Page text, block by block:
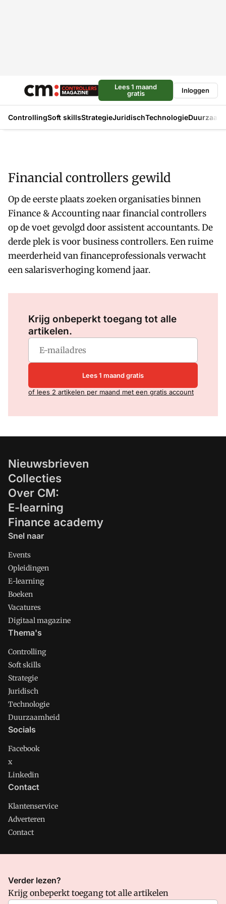
Lees 1 maand
gratis
Inloggen
ControllingSoft skillsStrategieJuridischTechnologie
Financial controllers gewild
Op de eerste plaats zoeken organisaties binnen
Finance & Accounting naar financial controllers
op de voet gevolgd door assistent accountants. De
derde plek is voor business controllers. Een ruime
meerderheid van financeprofessionals verwacht
een salarisverhoging komend jaar.
Krijg onbeperkt toegang tot alle
artikelen.
Lees 1 maand gratis
of lees 2 artikelen per maand met een gratis account
Nieuwsbrieven
Collecties
Over CM:
E-learning
Finance academy
Snel naar
Events
Opleidingen
E-learning
Boeken
Vacatures
Digitaal magazine
Thema's
Controlling
Soft skills
Strategie
Juridisch
Technologie
Duurzaamheid
Socials
Facebook
x
Linkedin
Contact
Klantenservice
Adverteren
Contact
CMweb is onderdeel van VMN media. Lees in
waar VMN media voor staat. Op gebruik van deze site zijn de
volgende regelingen van toepassing:Algemene Voorwaarden
Verder lezen?
Krijg onbeperkt toegang tot alle artikelen